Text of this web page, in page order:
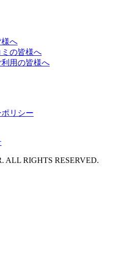
へ
の皆様へ
用の皆様へ
リシー
ALL RIGHTS RESERVED.